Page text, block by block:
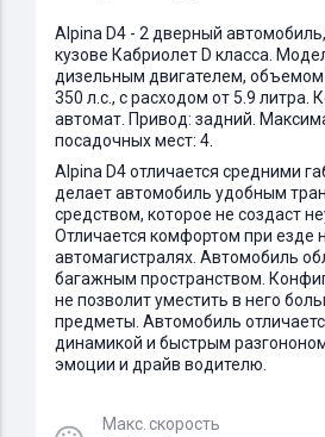
Alpina D4 - 2 дверный
кузове Кабриолет D класса.
дизельным двигателем,
350 л.с., с расходом от 5.9 литра.
автомат. Привод: задний.
посадочных мест: 4.
Alpina D4 отличается средними
делает автомобиль удобным
средством, которое не создаст
Отличается комфортом при езде
автомагистралях. Автомобиль
багажным пространством.
не позволит уместить в него
предметы. Автомобиль
динамикой и быстрым
эмоции и драйв водителю.
Макс. скорость